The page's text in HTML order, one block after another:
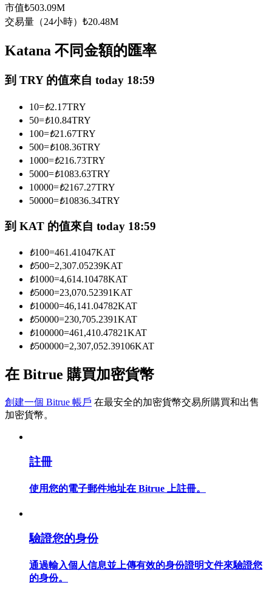
成為跟單交易員
合約資訊
包含交易情況等的大數據分析
合約指南
市值₺503.09M
交易量（24小時） ₺20.48M
Katana 不同金額的匯率
到 TRY 的值來自 today 18:59
10=₺2.17TRY
50=₺10.84TRY
100=₺21.67TRY
500=₺108.36TRY
1000=₺216.73TRY
5000=₺1083.63TRY
10000=₺2167.27TRY
50000=₺10836.34TRY
到 KAT 的值來自 today 18:59
₺100=461.41047KAT
₺500=2,307.05239KAT
₺1000=4,614.10478KAT
₺5000=23,070.52391KAT
₺10000=46,141.04782KAT
₺50000=230,705.2391KAT
₺100000=461,410.47821KAT
₺500000=2,307,052.39106KAT
在 Bitrue 購買加密貨幣
創建一個 Bitrue 帳戶 在最安全的加密貨幣交易所購買和出售
加密貨幣。
註冊
使用您的電子郵件地址在 Bitrue 上註冊。
驗證您的身份
通過輸入個人信息並上傳有效的身份證明文件來驗證您
的身份。